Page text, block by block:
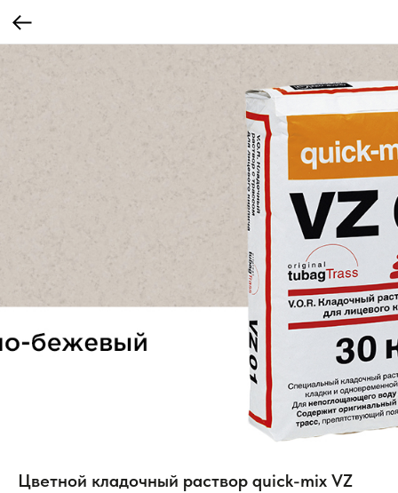
Цветной кладочный раствор quick-mix VZ